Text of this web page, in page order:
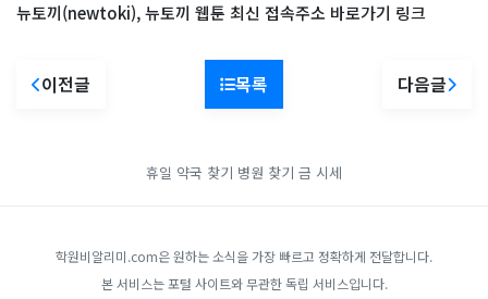
뉴토끼(newtoki), 뉴토끼 웹툰 최신 접속주소 바로가기 링크
이전글 목록 다음글
휴일 약국 찾기 병원 찾기 금 시세
학원비알리미.com은 원하는 소식을 가장 빠르고 정확하게 전달합니다.
본 서비스는 포털 사이트와 무관한 독립 서비스입니다.